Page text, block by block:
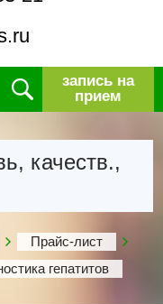
запись на
прием
качеств.,
Прайс-лист
гепатитов